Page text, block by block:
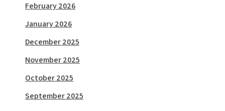
February 2026
January 2026
December 2025
November 2025
October 2025
September 2025